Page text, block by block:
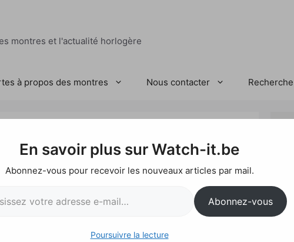
montres et l'actualité horlogère
à propos des montres Nous contacter Recherche
Double Tourbillon
En savoir plus sur Watch-it.be
Abonnez-vous pour recevoir les nouveaux articles par mail.
Abonnez-vous
Poursuivre la lecture